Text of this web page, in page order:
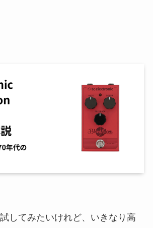
試してみたいけれど、いきなり高